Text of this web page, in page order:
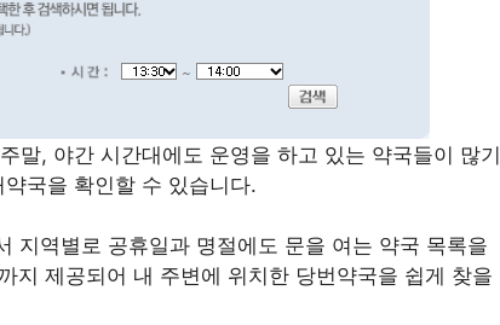
말, 야간 시간대에도 운영을 하고 있는 약국들이 많기
국을 확인할 수 있습니다.
지역별로 공휴일과 명절에도 문을 여는 약국 목록을
지 제공되어 내 주변에 위치한 당번약국을 쉽게 찾을